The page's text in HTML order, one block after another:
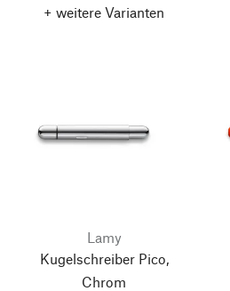
+ weitere Varianten
Lamy
Kugelschreiber Pico,
Chrom